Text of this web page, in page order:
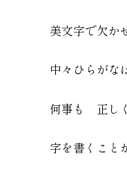
美文字で欠か
中々ひらがな
何事も 正し
字を書くこと